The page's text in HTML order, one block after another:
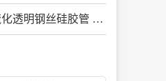
铂金硫化透明钢丝硅胶管 FLEXNORM SITEK-S